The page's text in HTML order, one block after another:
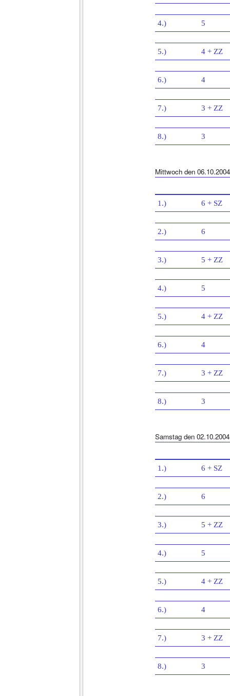
4.) 5
5.) 4 + ZZ
6.) 4
7.) 3 + ZZ
8.) 3
Mittwoch den 06.10.2004
1.) 6 + SZ
2.) 6
3.) 5 + ZZ
4.) 5
5.) 4 + ZZ
6.) 4
7.) 3 + ZZ
8.) 3
Samstag den 02.10.2004
1.) 6 + SZ
2.) 6
3.) 5 + ZZ
4.) 5
5.) 4 + ZZ
6.) 4
7.) 3 + ZZ
8.) 3